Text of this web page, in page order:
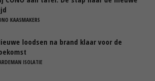
KAASMAKERS
loodsen na brand klaar voor de
ISOLATIE